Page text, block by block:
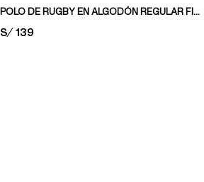
POLO DE RUGBY EN ALGODÓN REGULAR FIT
PRICE:
S/ 139